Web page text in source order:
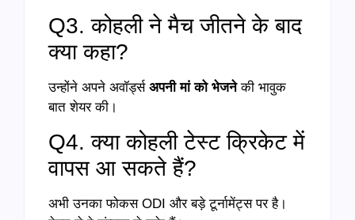
Q3. कोहली ने मैच जीतने के बाद
क्या कहा?
उन्होंने अपने अवॉर्ड्स अपनी मां को भेजनेकी भावुक
बात शेयर की।
Q4. क्या कोहली टेस्ट क्रिकेट में
वापस आ सकते हैं?
अभी उनका फोकस ODI और बड़े टूर्नामेंट्स पर है।